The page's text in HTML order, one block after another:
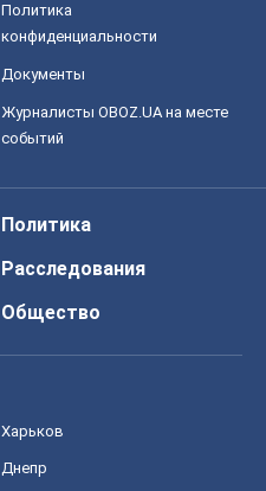
Политика
конфиденциальности
Документы
Журналисты OBOZ.UA на месте
событий
Политика
Расследования
Общество
Харьков
Днепр